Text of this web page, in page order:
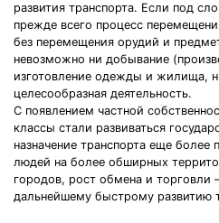
развития транспорта. Если под
прежде всего процесс
без перемещения орудий и
невозможно ни добывание
изготовление одежды и жилища,
целесообразная деятельность.
С появлением частной
классы стали развиваться
назначение транспорта еще более
людей на более обширных
городов, рост обмена и торговли
дальнейшему быстрому развитию